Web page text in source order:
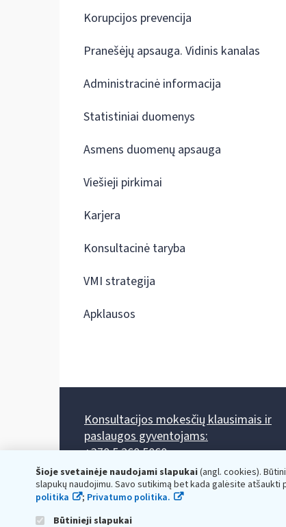
Šioje svetainėje naudojami slapukai(angl. cookies).
slapukų naudojimu. Savo sutikimą bet kada galėsite
politika
; Privatumo politika.
Būtinieji slapukai
Korupcijos prevencija
Pranešėjų apsauga. Vidinis kanalas
Administracinė informacija
Statistiniai duomenys
Asmens duomenų apsauga
Viešieji pirkimai
Karjera
Konsultacinė taryba
VMI strategija
Apklausos
Konsultacijos mokesčių klausimais ir
paslaugos gyventojams:
+370 5 260 5060
Darbo laikas: I-IV 8.00-17.00, V 8.00-15.45.
Prieššventinę dieną - viena valanda trumpiau.
Kiekvieno mėnesio antrą penktadienį 8.00 val. - 12.00 val.
Mano VMI